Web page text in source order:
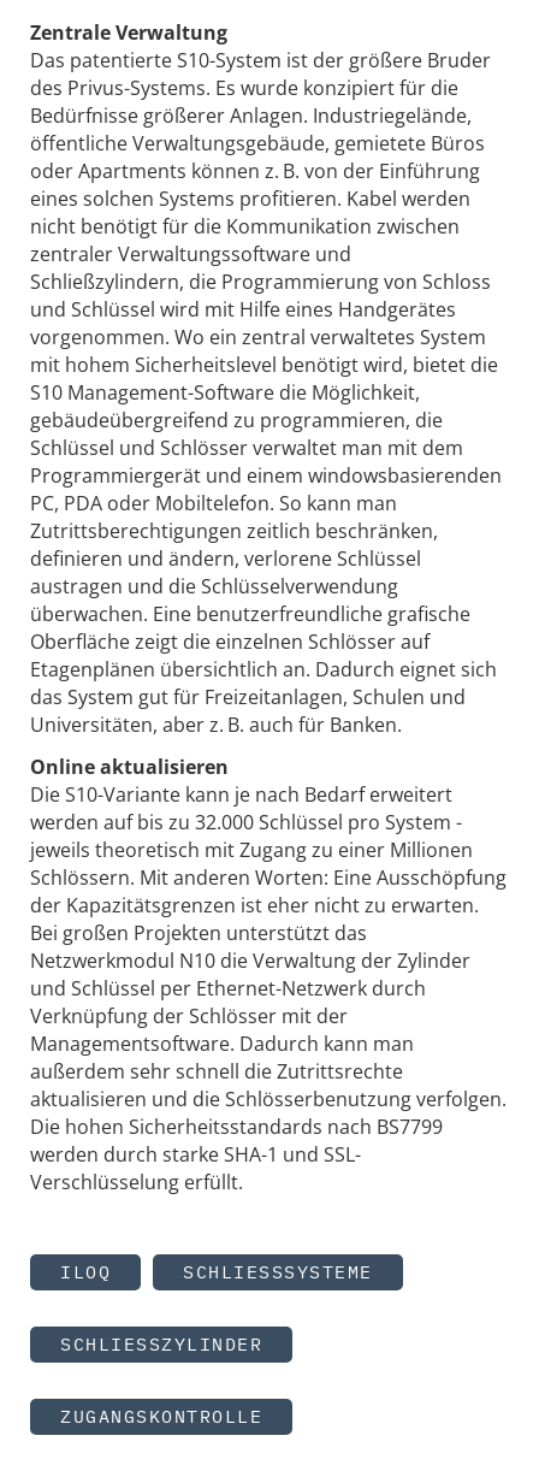
Zentrale Verwaltung
Das patentierte S10-System ist der größere Bruder
des Privus-Systems. Es wurde konzipiert für die
Bedürfnisse größerer Anlagen. Industriegelände,
öffentliche Verwaltungsgebäude, gemietete Büros
oder Apartments können z. B. von der Einführung
eines solchen Systems profitieren. Kabel werden
nicht benötigt für die Kommunikation zwischen
zentraler Verwaltungssoftware und
Schließzylindern, die Programmierung von Schloss
und Schlüssel wird mit Hilfe eines Handgerätes
vorgenommen. Wo ein zentral verwaltetes System
mit hohem Sicherheitslevel benötigt wird, bietet die
S10 Management-Software die Möglichkeit,
gebäudeübergreifend zu programmieren, die
Schlüssel und Schlösser verwaltet man mit dem
Programmiergerät und einem windowsbasierenden
PC, PDA oder Mobiltelefon. So kann man
Zutrittsberechtigungen zeitlich beschränken,
definieren und ändern, verlorene Schlüssel
austragen und die Schlüsselverwendung
überwachen. Eine benutzerfreundliche grafische
Oberfläche zeigt die einzelnen Schlösser auf
Etagenplänen übersichtlich an. Dadurch eignet sich
das System gut für Freizeitanlagen, Schulen und
Universitäten, aber z. B. auch für Banken.
Online aktualisieren
Die S10-Variante kann je nach Bedarf erweitert
werden auf bis zu 32.000 Schlüssel pro System -
jeweils theoretisch mit Zugang zu einer Millionen
Schlössern. Mit anderen Worten: Eine Ausschöpfung
der Kapazitätsgrenzen ist eher nicht zu erwarten.
Bei großen Projekten unterstützt das
Netzwerkmodul N10 die Verwaltung der Zylinder
und Schlüssel per Ethernet-Netzwerk durch
Verknüpfung der Schlösser mit der
Managementsoftware. Dadurch kann man
außerdem sehr schnell die Zutrittsrechte
aktualisieren und die Schlösserbenutzung verfolgen.
Die hohen Sicherheitsstandards nach BS7799
werden durch starke SHA-1 und SSL-
Verschlüsselung erfüllt.
ILOQ SCHLIESSSYSTEME
SCHLIESSZYLINDER
ZUGANGSKONTROLLE